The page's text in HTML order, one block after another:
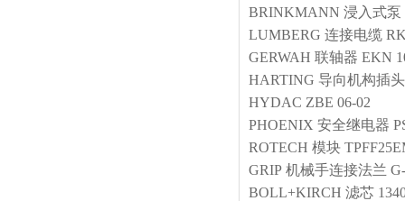
BRINKMANN 浸入式泵
LUMBERG 连接电缆
GERWAH 联轴器 EKN
HARTING 导向机构插
HYDAC ZBE 06-02
PHOENIX 安全继电器
ROTECH 模块
GRIP 机械手连接法兰
BOLL+KIRCH 滤芯